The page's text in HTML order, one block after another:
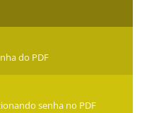
do PDF
senha no PDF